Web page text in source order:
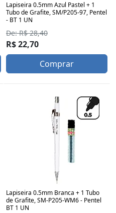
Lapiseira 0.5mm Azul Pastel + 1
Tubo de Grafite, SM/P205-97, Pentel
- BT 1 UN
De: R$ 28,40
R$ 22,70
Comprar
Lapiseira 0.5mm Branca + 1 Tubo
de Grafite, SM-P205-WM6 - Pentel
BT 1 UN